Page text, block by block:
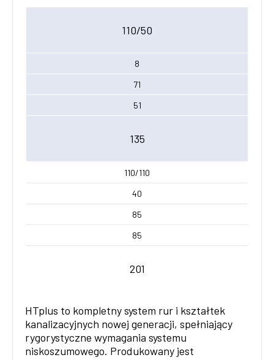
110/50
8
71
51
135
110/110
40
85
85
201
HTplus to kompletny system rur i kształtek
kanalizacyjnych nowej generacji, spełniający
rygorystyczne wymagania systemu
niskoszumowego. Produkowany jest